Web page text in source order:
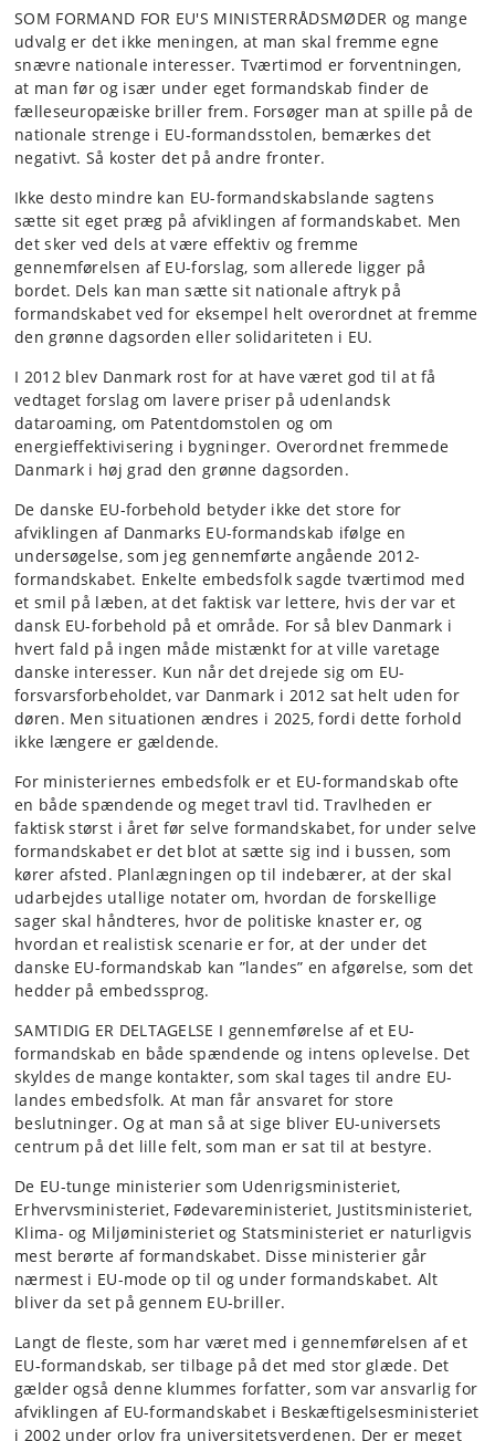
SOM FORMAND FOR EU'S MINISTERRÅDSMØDER og mange
udvalg er det ikke meningen, at man skal fremme egne
snævre nationale interesser. Tværtimod er forventningen,
at man før og især under eget formandskab finder de
fælleseuropæiske briller frem. Forsøger man at spille på de
nationale strenge i EU-formandsstolen, bemærkes det
negativt. Så koster det på andre fronter.
Ikke desto mindre kan EU-formandskabslande sagtens
sætte sit eget præg på afviklingen af formandskabet. Men
det sker ved dels at være effektiv og fremme
gennemførelsen af EU-forslag, som allerede ligger på
bordet. Dels kan man sætte sit nationale aftryk på
formandskabet ved for eksempel helt overordnet at fremme
den grønne dagsorden eller solidariteten i EU.
I 2012 blev Danmark rost for at have været god til at få
vedtaget forslag om lavere priser på udenlandsk
dataroaming, om Patentdomstolen og om
energieffektivisering i bygninger. Overordnet fremmede
Danmark i høj grad den grønne dagsorden.
De danske EU-forbehold betyder ikke det store for
afviklingen af Danmarks EU-formandskab ifølge en
undersøgelse, som jeg gennemførte angående 2012-
formandskabet. Enkelte embedsfolk sagde tværtimod med
et smil på læben, at det faktisk var lettere, hvis der var et
dansk EU-forbehold på et område. For så blev Danmark i
hvert fald på ingen måde mistænkt for at ville varetage
danske interesser. Kun når det drejede sig om EU-
forsvarsforbeholdet, var Danmark i 2012 sat helt uden for
døren. Men situationen ændres i 2025, fordi dette forhold
ikke længere er gældende.
For ministeriernes embedsfolk er et EU-formandskab ofte
en både spændende og meget travl tid. Travlheden er
faktisk størst i året før selve formandskabet, for under selve
formandskabet er det blot at sætte sig ind i bussen, som
kører afsted. Planlægningen op til indebærer, at der skal
udarbejdes utallige notater om, hvordan de forskellige
sager skal håndteres, hvor de politiske knaster er, og
hvordan et realistisk scenarie er for, at der under det
danske EU-formandskab kan ”landes” en afgørelse, som det
hedder på embedssprog.
SAMTIDIG ER DELTAGELSE I gennemførelse af et EU-
formandskab en både spændende og intens oplevelse. Det
skyldes de mange kontakter, som skal tages til andre EU-
landes embedsfolk. At man får ansvaret for store
beslutninger. Og at man så at sige bliver EU-universets
centrum på det lille felt, som man er sat til at bestyre.
De EU-tunge ministerier som Udenrigsministeriet,
Erhvervsministeriet, Fødevareministeriet, Justitsministeriet,
Klima- og Miljøministeriet og Statsministeriet er naturligvis
mest berørte af formandskabet. Disse ministerier går
nærmest i EU-mode op til og under formandskabet. Alt
bliver da set på gennem EU-briller.
Langt de fleste, som har været med i gennemførelsen af et
EU-formandskab, ser tilbage på det med stor glæde. Det
gælder også denne klummes forfatter, som var ansvarlig for
afviklingen af EU-formandskabet i Beskæftigelsesministeriet
i 2002 under orlov fra universitetsverdenen. Der er meget